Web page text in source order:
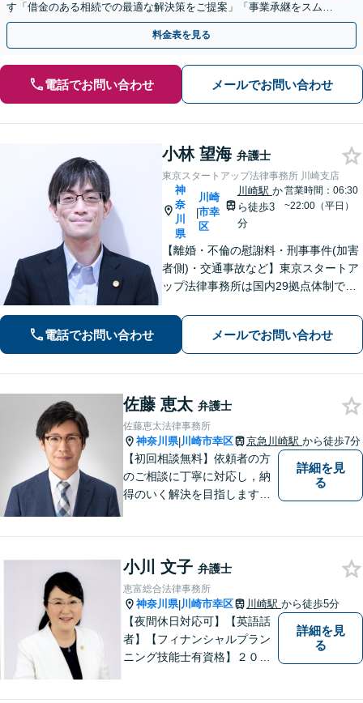
す「借金のある相続での最適な解決策をご提案」「事業承継をスムー
ズに進めるサポート／業種特有の課題にも柔軟に対応」
料金表を見る
電話でお問い合わせ メールでお問い合わせ
小林 望海 弁護士
東京スタートアップ法律事務所 川崎支店
神
奈
川
県
|
川崎
市幸
区
川崎駅 か
ら徒歩3
分
営業時間：06:30
~22:00（平日）
【離婚・不倫の慰謝料・刑事事件(加害
者側)・交通事故など】東京スタートア
ップ法律事務所は国内29拠点体制で全
対応(法律相談は完全予約制)】各分野で
専門性の高い弁護士が寄り添い解決を
サポートします。
電話でお問い合わせ メールでお問い合わせ
佐藤 恵太 弁護士
佐藤恵太法律事務所
神奈川県|川崎市幸区 京急川崎駅 から徒歩7分
【初回相談無料】依頼者の方
のご相談に丁寧に対応し，納
得のいく解決を目指します。
詳細を見
る
小川 文子 弁護士
恵富総合法律事務所
神奈川県|川崎市幸区 川崎駅 から徒歩5分
【夜間休日対応可】【英語話
者】【フィナンシャルプラン
ニング技能士有資格】２０年
詳細を見
る